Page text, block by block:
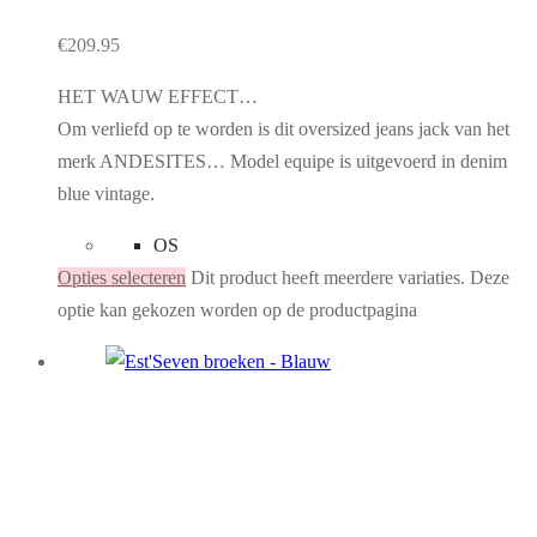
€209.95
HET WAUW EFFECT…
Om verliefd op te worden is dit oversized jeans jack van het
merk ANDESITES… Model equipe is uitgevoerd in denim
blue vintage.
OS
Opties selecteren Dit product heeft meerdere variaties. Deze
optie kan gekozen worden op de productpagina